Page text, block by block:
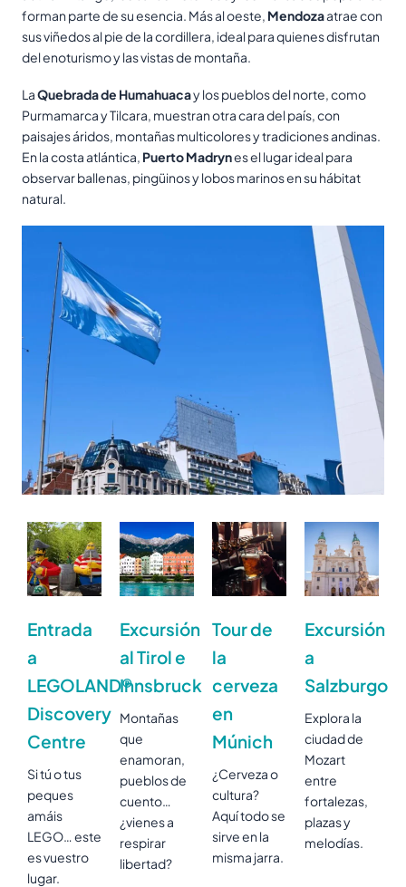
forman parte de su esencia. Más al oeste, Mendozaatrae con
sus viñedos al pie de la cordillera, ideal para quienes disfrutan
del enoturismo y las vistas de montaña.
LaQuebrada de Humahuacay los pueblos del norte, como
Purmamarca y Tilcara, muestran otra cara del país, con
paisajes áridos, montañas multicolores y tradiciones andinas.
En la costa atlántica, Puerto Madrynes el lugar ideal para
observar ballenas, pingüinos y lobos marinos en su hábitat
natural.
Entrada
a
LEGOLAND®
Discovery
Centre
Si tú o tus
peques
amáis
LEGO… este
es vuestro
lugar.
Excursión
al Tirol e
Innsbruck
Montañas
que
enamoran,
pueblos de
cuento…
¿vienes a
respirar
libertad?
Tour de
la
cerveza
en
Múnich
¿Cerveza o
cultura?
Aquí todo se
sirve en la
misma jarra.
Excursión
a
Salzburgo
Explora la
ciudad de
Mozart
entre
fortalezas,
plazas y
melodías.